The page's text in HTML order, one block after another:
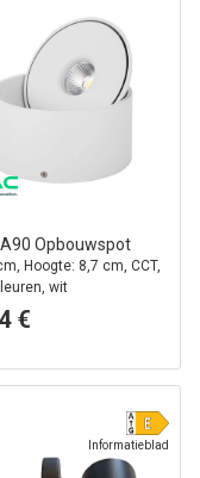
Opbouwspot
Hoogte: 8,7 cm, CCT,
wit
€
Informatieblad